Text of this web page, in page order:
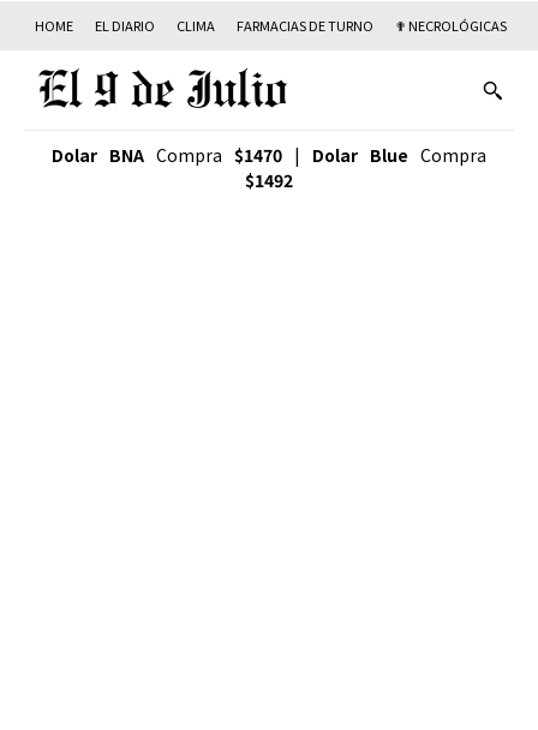
HOME EL DIARIO CLIMA FARMACIAS DE TURNO ✟ NECROLÓGICAS
Dolar BNA Compra $1470 | Dolar Blue Compra
$1492